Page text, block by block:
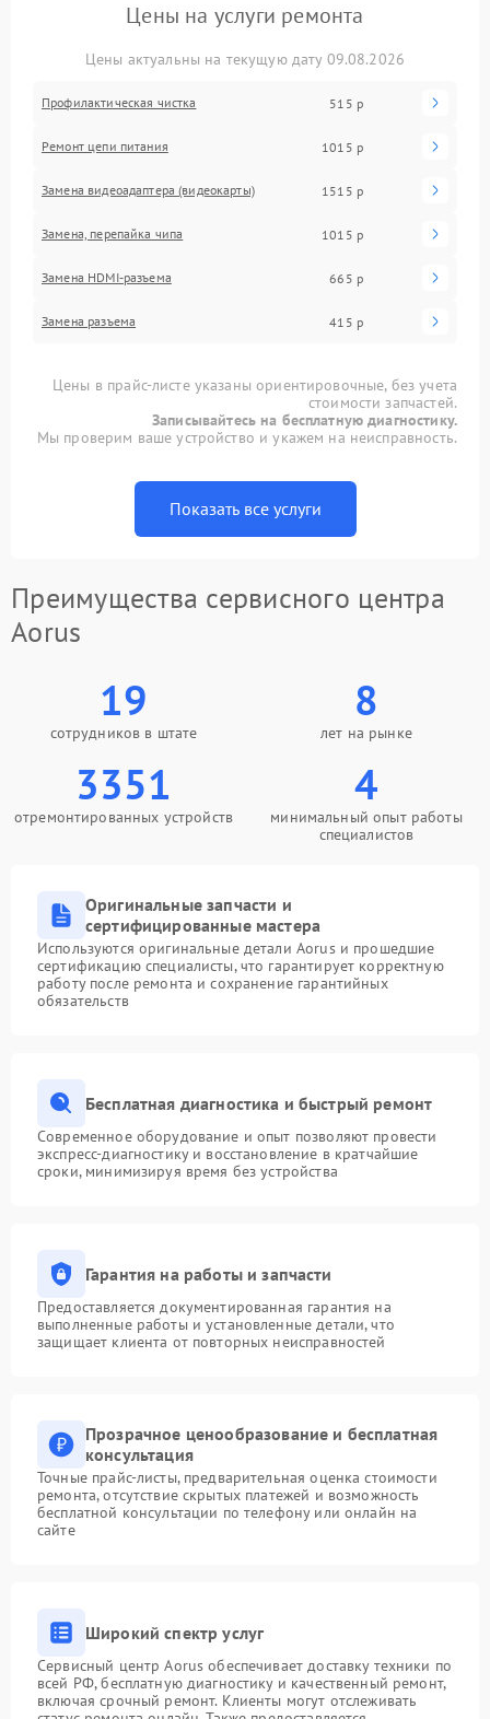
Цены на услуги ремонта
Цены актуальны на текущую дату 09.08.2026
Профилактическая чистка 515 р
Ремонт цепи питания 1015 р
Замена видеоадаптера (видеокарты) 1515 р
Замена, перепайка чипа 1015 р
Замена HDMI-разъема 665 р
Замена разъема 415 р
Цены в прайс-листе указаны ориентировочные, без учета
стоимости запчастей.
Записывайтесь на бесплатную диагностику.
Мы проверим ваше устройство и укажем на неисправность.
Показать все услуги
Преимущества сервисного центра
Aorus
19
сотрудников в штате
8
лет на рынке
3351
отремонтированных устройств
4
минимальный опыт работы
специалистов
Оригинальные запчасти и
сертифицированные мастера
Используются оригинальные детали Aorus и прошедшие
сертификацию специалисты, что гарантирует корректную
работу после ремонта и сохранение гарантийных
обязательств
Бесплатная диагностика и быстрый ремонт
Современное оборудование и опыт позволяют провести
экспресс-диагностику и восстановление в кратчайшие
сроки, минимизируя время без устройства
Гарантия на работы и запчасти
Предоставляется документированная гарантия на
выполненные работы и установленные детали, что
защищает клиента от повторных неисправностей
Прозрачное ценообразование и бесплатная
консультация
Точные прайс-листы, предварительная оценка стоимости
ремонта, отсутствие скрытых платежей и возможность
бесплатной консультации по телефону или онлайн на
сайте
Широкий спектр услуг
Сервисный центр Aorus обеспечивает доставку техники по
всей РФ, бесплатную диагностику и качественный ремонт,
включая срочный ремонт. Клиенты могут отслеживать